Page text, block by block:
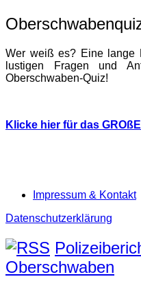
Wer weiß es? Eine lange
lustigen Fragen und
Oberschwaben-Quiz!
Klicke hier für das
Impressum & Kontakt
Datenschutzerklärung
Oberschwaben